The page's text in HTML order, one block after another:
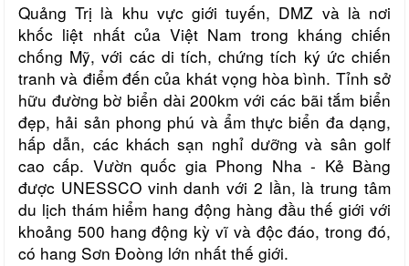
Quảng Trị là khu vực giới tuyến, DMZ và là nơi
khốc liệt nhất của Việt Nam trong kháng chiến
chống Mỹ, với các di tích, chứng tích ký ức chiến
tranh và điểm đến của khát vọng hòa bình. Tỉnh sở
hữu đường bờ biển dài 200km với các bãi tắm biển
đẹp, hải sản phong phú và ẩm thực biển đa dạng,
hấp dẫn, các khách sạn nghỉ dưỡng và sân golf
cao cấp. Vườn quốc gia Phong Nha - Kẻ Bàng
được UNESSCO vinh danh với 2 lần, là trung tâm
du lịch thám hiểm hang động hàng đầu thế giới với
khoảng 500 hang động kỳ vĩ và độc đáo, trong đó,
có hang Sơn Đoòng lớn nhất thế giới.